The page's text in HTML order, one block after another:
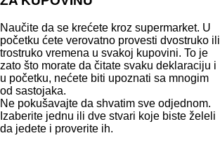
Naučite da se krećete kroz supermarket. U
početku ćete verovatno provesti dvostruko ili
trostruko vremena u svakoj kupovini. To je
zato što morate da čitate svaku deklaraciju i
u početku, nećete biti upoznati sa mnogim
od sastojaka.
Ne pokušavajte da shvatim sve odjednom.
Izaberite jednu ili dve stvari koje biste želeli
da jedete i proverite ih.